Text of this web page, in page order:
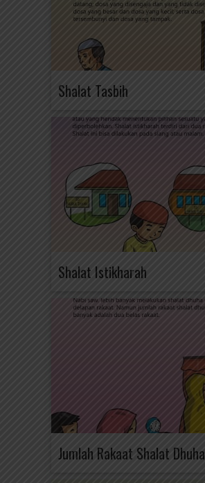
Shalat Tasbih
Shalat Istikharah
Jumlah Rakaat Shalat Dhuha